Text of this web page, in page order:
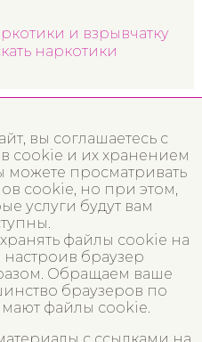
и взрывчатку
наркотики
вы соглашаетесь с
cookie и их хранением
можете просматривать
cookie, но при этом,
услуги будут вам
файлы cookie на
настроив браузер
Обращаем ваше
браузеров по
файлы cookie.